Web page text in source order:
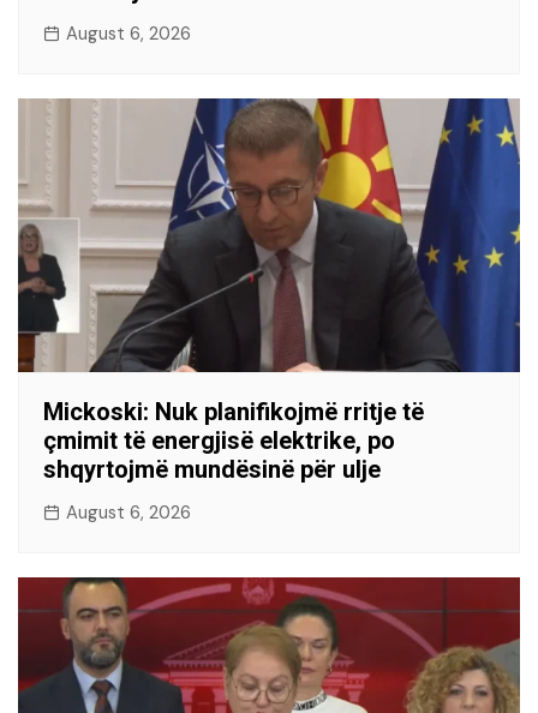
August 6, 2026
Mickoski: Nuk planifikojmë rritje të
çmimit të energjisë elektrike, po
shqyrtojmë mundësinë për ulje
August 6, 2026